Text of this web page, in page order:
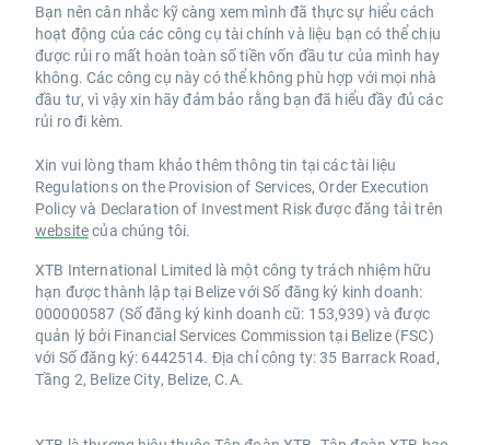
Bạn nên cân nhắc kỹ càng xem mình đã thực sự hiểu cách
hoạt động của các công cụ tài chính và liệu bạn có thể chịu
được rủi ro mất hoàn toàn số tiền vốn đầu tư của mình hay
không. Các công cụ này có thể không phù hợp với mọi nhà
đầu tư, vì vậy xin hãy đảm bảo rằng bạn đã hiểu đầy đủ các
rủi ro đi kèm.
Xin vui lòng tham khảo thêm thông tin tại các tài liệu
Regulations on the Provision of Services, Order Execution
Policy và Declaration of Investment Risk được đăng tải trên
websitecủa chúng tôi.
XTB International Limited là một công ty trách nhiệm hữu
hạn được thành lập tại Belize với Số đăng ký kinh doanh:
000000587 (Số đăng ký kinh doanh cũ: 153,939) và được
quản lý bởi Financial Services Commission tại Belize (FSC)
với Số đăng ký: 6442514. Địa chỉ công ty: 35 Barrack Road,
Tầng 2, Belize City, Belize, C.A.